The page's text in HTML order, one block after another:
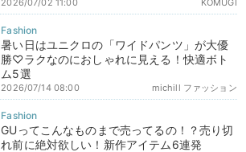
暑い日はユニクロの「ワイドパンツ」が大優
勝♡ラクなのにおしゃれに見える！快適ボト
ム5選
michill ファッション
2026/07/14 08:00
GUってこんなものまで売ってるの！？売り切
れ前に絶対欲しい！新作アイテム6連発